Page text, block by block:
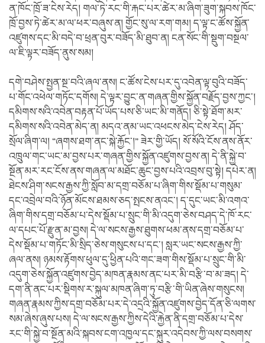
ན་ཁོང་ཁྲོ་ཟ་ངེས་རེད། གལ་ཏེ་རང་གི་རྐང་པར་ཚེར་མ་ཞིག་ཟུག་སྐབས་ཁོང་
ཁྲོ་བྱས་ཏེ་ཚེར་མ་ལ་ཕར་བཞུས་ན། གྱོང་སུ་ལ་རག་གམ། ད་ལྟ་ང་ཚོས་སྐྱོན་
འཛུགས་དང་མི་བདེ་བ་ཕྲན་བུར་བཟོད་མི་ཐུབ་ན། ངན་སོང་གི་སྡུག་བསྔལ་
ལ་ཇི་ལྟར་བཟོད་ནུས་སམ།
དགེ་བཤེས་སྤྱན་སྔ་བའི་ཞལ་ནས། ང་ཚོས་ངེས་པར་དུ་འབེན་ལྟ་བུའི་བཟོད་
པ་གོང་འཕེལ་གཏོང་དགོས། དེ་ལྟར་བྱུང་ན་གཞན་གྱིས་སྐྱོན་བརྗོད་བྱས་ཀྱང་།
དམིགས་སའི་འབེན་བརྟན་པོ་ཡོད་པས་ཅི་ཡང་མི་གནོད། ཅི་སྟེ་ཐོག་མར་
དམིགས་སའི་འབེན་མེད་ན། མདའ་ནམ་ཡང་འཕངས་མེད་ངེས་རེད། ཤོད་
སྲོལ་ཞིག་ལ། “ཞགས་ཐག་ནང་སྐེ་རྐྱོང་།” ཟེར་གྱི་ཡོད། སོ་སོའི་ངོས་ནས་ནོར་
འཁྲུལ་གང་ཡང་མ་བྱས་པར་གཞན་གྱིས་སྐྱོན་འཛུགས་བྱས་ན། དེ་ནི་སྐྱེ་བ་
སྔོན་མར་རང་ངོས་ནས་གཞན་ལ་མཐོང་ཆུང་བྱས་པའི་འབྲས་བུ་སྟེ། དཔེར་ན།
ཐེངས་ཤིག་སངས་རྒྱས་ཀྱི་སློབ་མ་དགྲ་བཅོམ་པ་ཞིག་གིས་སྡོམ་པ་གསུམ་
དང་འབྲེལ་བའི་ཉོན་མོངས་ཐམས་ཅད་སྤངས་ནའང་། ད་དུང་ཡང་མི་འགའ་
ཞིག་གིས་དགྲ་བཅོམ་པ་དེས་སྡོམ་པ་སྲུང་གི་མི་འདུག་ཅེས་བཤད་དེ་ཁོ་རང་
ལ་དཔང་པོ་རྫུན་མ་བྱས། དེ་ལ་སངས་རྒྱས་ཐུགས་ཕམ་ནས་དགྲ་བཅོམ་པ་
དེས་སྡོམ་པ་གཏོང་མི་སྲིད་ཅེས་གསུངས་པ་དང་། སླར་ཡང་སངས་རྒྱས་ཀྱི་
ཞལ་ནས། ཉམས་རྟོགས་ཕུལ་དུ་ཕྱིན་པའི་གང་ཟག་གིས་སྡོམ་པ་སྲུང་གི་མི་
འདུག་ཅེས་སྐྱོན་འཛུགས་བྱེད་མཁན་རྣམས་ནང་པར་མི་བརྩི་བ་མ་ཟད། དེ་
དག་ནི་ནང་པར་སྡིགས་ར་སྐུལ་མཁན་ཞིག་ཏུ་བརྩི་གི་ཡིན་ཞེས་གསུངས།
གཞན་རྣམས་ཀྱིས་དགྲ་བཅོམ་པར་དེ་འདྲའི་སྐྱོན་འཛུགས་བྱེད་དོན་ཅི་ལགས་
སམ་ཞེས་ཞུས་པས། དེ་ལ་སངས་རྒྱས་ཀྱིས་དེའི་རྐྱེན་ནི་དགྲ་བཅོམ་པ་དེས་
རང་གི་སྐྱེ་བ་སྔོན་མའི་སྐབས་ངག་འཁྱལ་དང་སྐུར་འདེབས་ཀྱི་ལས་བསགས་